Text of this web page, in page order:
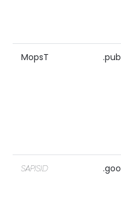
MopsT
SAPISID